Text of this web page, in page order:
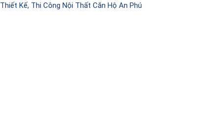
Thiết Kế, Thi Công Nội Thất Căn Hộ An Phú